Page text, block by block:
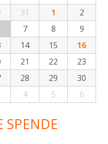
31 1
2
7 8
9
14 15
16
21 22
23
28 29
30
4 5 6
SPENDE